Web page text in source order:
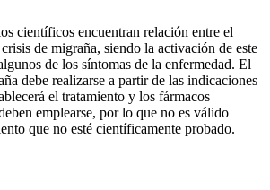
científicos encuentran relación entre el
de migraña, siendo la activación de este
de los síntomas de la enfermedad. El
debe realizarse a partir de las indicaciones
el tratamiento y los fármacos
emplearse, por lo que no es válido
que no esté científicamente probado.